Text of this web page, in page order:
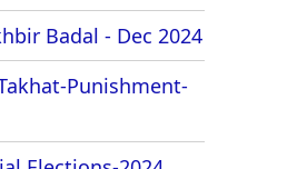
Badal - Dec 2024
Punishment-